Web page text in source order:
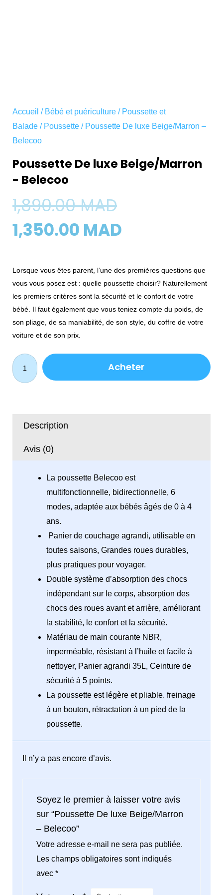
Accueil / Bébé et puériculture / Poussette et
Balade / Poussette / Poussette De luxe Beige/Marron –
Belecoo
Poussette De luxe Beige/Marron
- Belecoo
1,890.00MADLe
prix
était :
1,890.00
1,350.00 MAD
est :
1,350.00
Lorsque vous êtes parent, l’une des premières questions que
vous vous posez est : quelle poussette choisir? Naturellement
les premiers critères sont la sécurité et le confort de votre
bébé. Il faut également que vous teniez compte du poids, de
son pliage, de sa maniabilité, de son style, du coffre de votre
voiture et de son prix.
quantité
de
Poussette
Beige/Marron
Belecoo
Acheter
Description
Avis (0)
La poussette Belecoo est
multifonctionnelle, bidirectionnelle, 6
modes, adaptée aux bébés âgés de 0 à 4
ans.
Panier de couchage agrandi, utilisable en
toutes saisons, Grandes roues durables,
plus pratiques pour voyager.
Double système d’absorption des chocs
indépendant sur le corps, absorption des
chocs des roues avant et arrière, améliorant
la stabilité, le confort et la sécurité.
Matériau de main courante NBR,
imperméable, résistant à l’huile et facile à
nettoyer, Panier agrandi 35L, Ceinture de
sécurité à 5 points.
La poussette est légère et pliable. freinage
à un bouton, rétractation à un pied de la
poussette.
Il n’y a pas encore d’avis.
Soyez le premier à laisser votre avis
sur “Poussette De luxe Beige/Marron
– Belecoo”
Votre adresse e-mail ne sera pas publiée.
Les champs obligatoires sont indiqués
avec *